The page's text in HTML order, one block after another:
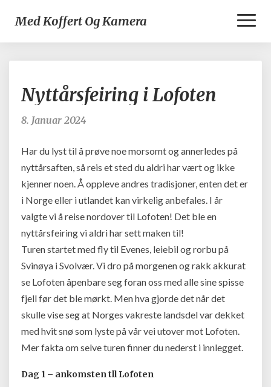
Med Koffert Og Kamera
i
Lofoten
Nyttårsfeiring i Lofoten
8. Januar 2024
Har du lyst til å prøve noe morsomt og annerledes på
nyttårsaften, så reis et sted du aldri har vært og ikke
kjenner noen. Å oppleve andres tradisjoner, enten det er
i Norge eller i utlandet kan virkelig anbefales. I år
valgte vi å reise nordover til Lofoten! Det ble en
nyttårsfeiring vi aldri har sett maken til!
Turen startet med fly til Evenes, leiebil og rorbu på
Svinøya i Svolvær. Vi dro på morgenen og rakk akkurat
se Lofoten åpenbare seg foran oss med alle sine spisse
fjell før det ble mørkt. Men hva gjorde det når det
skulle vise seg at Norges vakreste landsdel var dekket
med hvit snø som lyste på vår vei utover mot Lofoten.
Mer fakta om selve turen finner du nederst i innlegget.
Dag 1 – ankomsten tll Lofoten